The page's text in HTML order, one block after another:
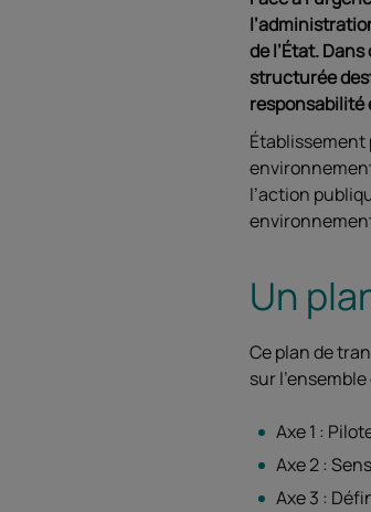
de l’État.
structurée
l’action
Un
Ce plan de
sur
Axe 1 :
Axe 2 :
Axe 3 :